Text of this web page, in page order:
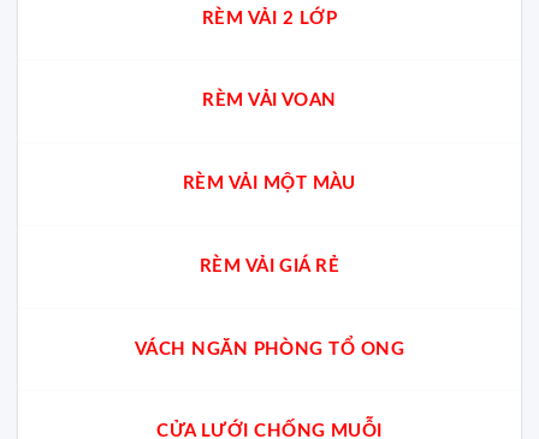
RÈM VẢI 2 LỚP
RÈM VẢI VOAN
RÈM VẢI MỘT MÀU
RÈM VẢI GIÁ RẺ
VÁCH NGĂN PHÒNG TỔ ONG
CỬA LƯỚI CHỐNG MUỖI